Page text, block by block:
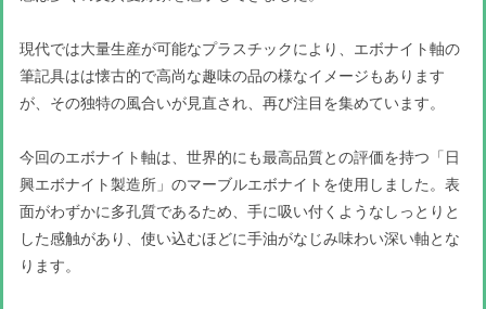
現代では大量生産が可能なプラスチックにより、エボナイト軸の
筆記具はは懐古的で高尚な趣味の品の様なイメージもあります
が、その独特の風合いが見直され、再び注目を集めています。
今回のエボナイト軸は、世界的にも最高品質との評価を持つ「日
興エボナイト製造所」のマーブルエボナイトを使用しました。表
面がわずかに多孔質であるため、手に吸い付くようなしっとりと
した感触があり、使い込むほどに手油がなじみ味わい深い軸とな
ります。